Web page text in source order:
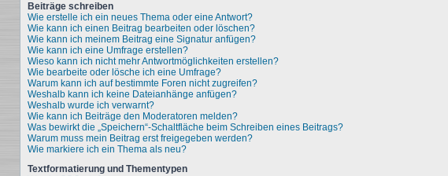
Beiträge schreiben
Wie erstelle ich ein neues Thema oder eine Antwort?
Wie kann ich einen Beitrag bearbeiten oder löschen?
Wie kann ich meinem Beitrag eine Signatur anfügen?
Wie kann ich eine Umfrage erstellen?
Wieso kann ich nicht mehr Antwortmöglichkeiten erstellen?
Wie bearbeite oder lösche ich eine Umfrage?
Warum kann ich auf bestimmte Foren nicht zugreifen?
Weshalb kann ich keine Dateianhänge anfügen?
Weshalb wurde ich verwarnt?
Wie kann ich Beiträge den Moderatoren melden?
Was bewirkt die „Speichern“-Schaltfläche beim Schreiben eines Beitrags?
Warum muss mein Beitrag erst freigegeben werden?
Wie markiere ich ein Thema als neu?
Textformatierung und Thementypen